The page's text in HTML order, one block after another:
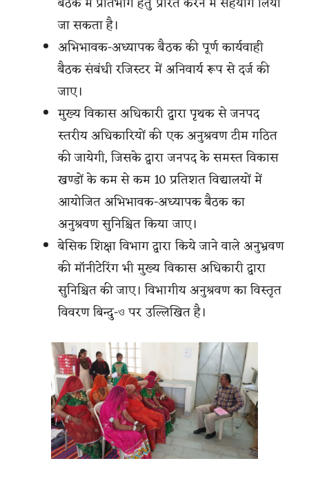
जा सकता है।
अभिभावक-अध्यापक बैठक की पूर्ण कार्यवाही
बैठक संबंधी रजिस्टर में अनिवार्य रूप से दर्ज की
जाए।
मुख्य विकास अधिकारी द्वारा पृथक से जनपद
स्तरीय अधिकारियों की एक अनुश्रवण टीम गठित
की जायेगी, जिसके द्वारा जनपद के समस्त विकास
खण्डों के कम से कम 10 प्रतिशत विद्यालयों में
आयोजित अभिभावक-अध्यापक बैठक का
अनुश्रवण सुनिश्चित किया जाए।
बेसिक शिक्षा विभाग द्वारा किये जाने वाले अनुभ्रवण
की मॉनीटेरिंग भी मुख्य विकास अधिकारी द्वारा
सुनिश्चित की जाए। विभागीय अनुश्रवण का विस्तृत
विवरण बिन्दु-ও पर उल्लिखित है।